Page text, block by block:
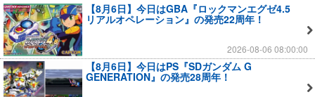
【8月6日】今日はGBA『ロックマンエグゼ4.5
リアルオペレーション』の発売22周年！
2026-08-06 08:00:00
【8月6日】今日はPS『SDガンダム G
GENERATION』の発売28周年！